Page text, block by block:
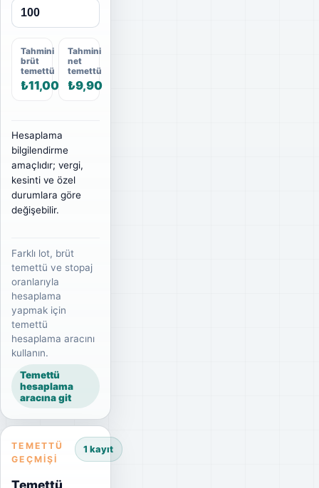
Tahmini
brüt
temettü
₺11,00
Tahmini
net
temettü
₺9,90
Hesaplama
bilgilendirme
amaçlıdır; vergi,
kesinti ve özel
durumlara göre
değişebilir.
Farklı lot, brüt
temettü ve stopaj
oranlarıyla
hesaplama
yapmak için
temettü
hesaplama aracını
kullanın.
Temettü
hesaplama
aracına git
TEMETTÜ
GEÇMIŞI
Temettü
1 kayıt